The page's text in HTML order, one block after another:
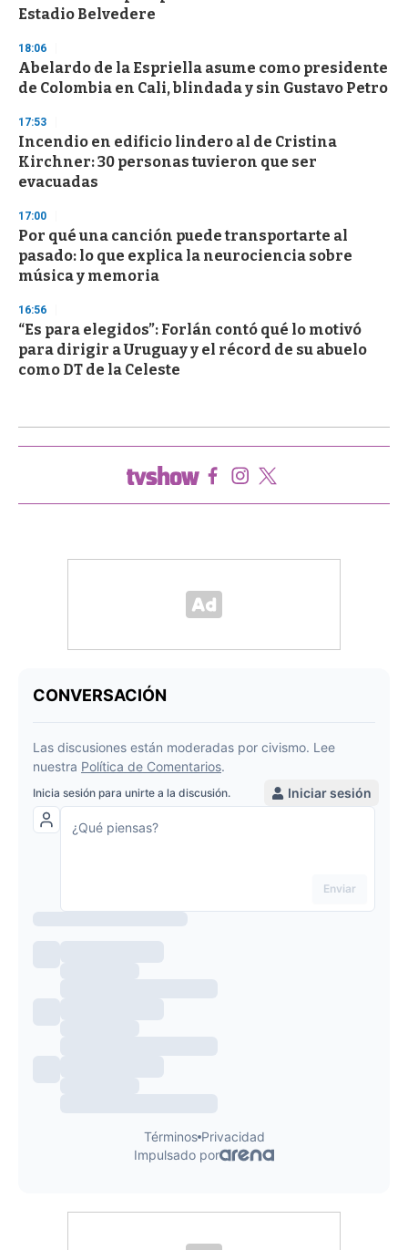
Estadio Belvedere
18:06
Abelardo de la Espriella asume como presidente
de Colombia en Cali, blindada y sin Gustavo Petro
17:53
Incendio en edificio lindero al de Cristina
Kirchner: 30 personas tuvieron que ser
evacuadas
17:00
Por qué una canción puede transportarte al
pasado: lo que explica la neurociencia sobre
música y memoria
16:56
“Es para elegidos”: Forlán contó qué lo motivó
para dirigir a Uruguay y el récord de su abuelo
como DT de la Celeste